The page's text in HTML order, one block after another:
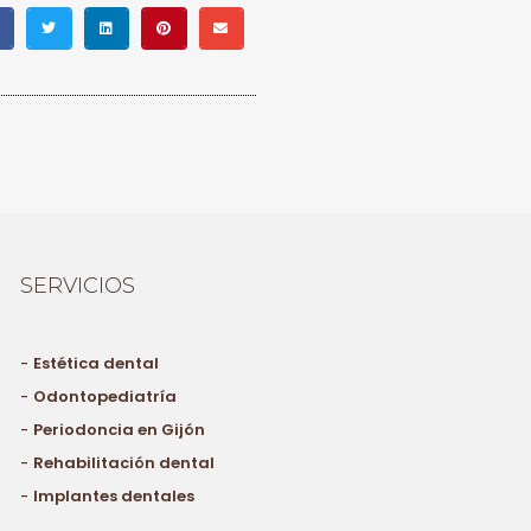
SERVICIOS
- Estética dental
- Odontopediatría
- Periodoncia en Gijón
- Rehabilitación dental
- Implantes dentales